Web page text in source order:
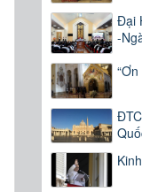
Đại
-